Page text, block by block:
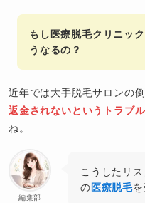
もし医療脱毛クリニッ
うなるの？
近年では大手脱毛サロンの倒
返金されないというトラブル
ね。
編集部
こうしたリ
の医療脱毛